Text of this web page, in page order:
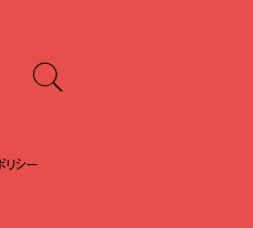
シー